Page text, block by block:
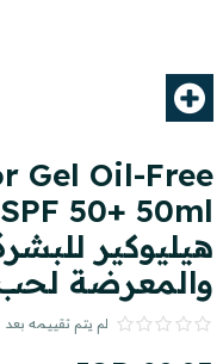
Gel Oil-Free
هيليوكير
والمعرضة
لم يتم تقييمه بعد